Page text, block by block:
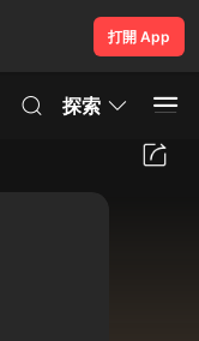
打開 App
探索